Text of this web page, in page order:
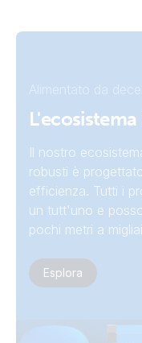
Alimentato da
Il nostro
robusti è
efficienza. Tutti i
un tutt'uno e
pochi metri a
Esplora